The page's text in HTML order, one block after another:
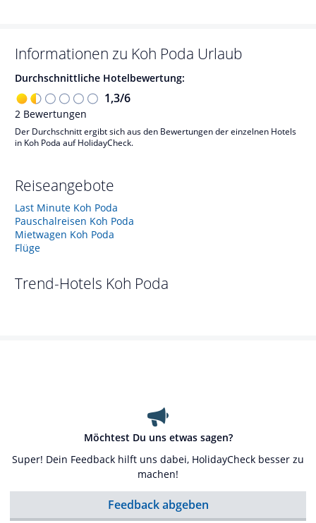
Informationen zu Koh Poda Urlaub
Durchschnittliche Hotelbewertung:
1,3/6
2 Bewertungen
Der Durchschnitt ergibt sich aus den Bewertungen der einzelnen Hotels
in Koh Poda auf HolidayCheck.
Reiseangebote
Last Minute Koh Poda
Pauschalreisen Koh Poda
Mietwagen Koh Poda
Flüge
Trend-Hotels Koh Poda
Möchtest Du uns etwas sagen?
Super! Dein Feedback hilft uns dabei, HolidayCheck besser zu
machen!
Feedback abgeben